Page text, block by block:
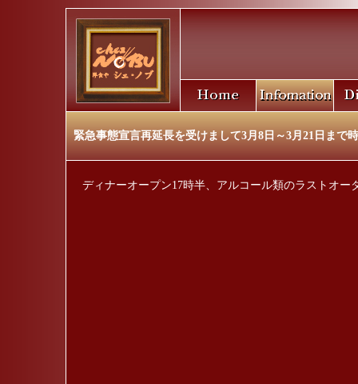
緊急事態宣言再延長を受けまして3月8日～3月21日まで
ディナーオープン17時半、アルコール類のラストオー